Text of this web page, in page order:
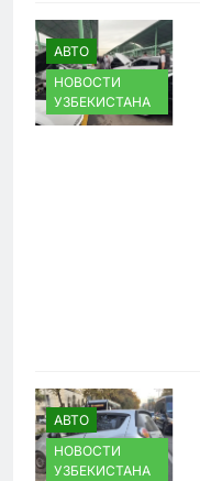
АВТО
НОВОСТИ
УЗБЕКИСТАНА
АВТО
НОВОСТИ
УЗБЕКИСТАНА